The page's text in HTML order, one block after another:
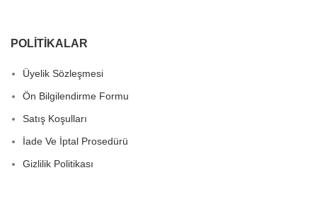
POLITIKALAR
Üyelik Sözleşmesi
Ön Bilgilendirme Formu
Satış Koşulları
İade Ve İptal Prosedürü
Gizlilik Politikası